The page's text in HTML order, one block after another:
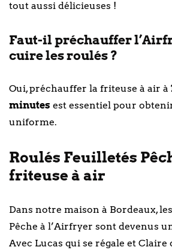
tout aussi délicieuses !
Faut-il préchauffer
cuire les roulés ?
Oui, préchauffer la friteuse à air à
minutes est essentiel pour
uniforme.
Roulés Feuilletés
friteuse à air
Dans notre maison à Bordeaux,
Pêche à l’Airfryer sont devenus
Avec Lucas qui se régale et Claire